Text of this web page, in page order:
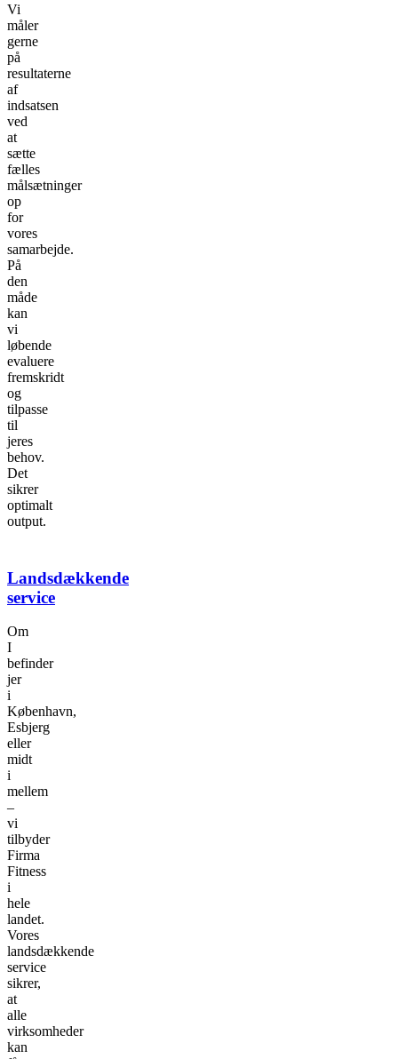
Vi
måler
gerne
på
resultaterne
af
indsatsen
ved
at
sætte
fælles
målsætninger
op
for
vores
samarbejde.
På
den
måde
kan
vi
løbende
evaluere
fremskridt
og
tilpasse
til
jeres
behov.
Det
sikrer
optimalt
output.
Landsdækkende
service
Om
I
befinder
jer
i
København,
Esbjerg
eller
midt
i
mellem
–
vi
tilbyder
Firma
Fitness
i
hele
landet.
Vores
landsdækkende
service
sikrer,
at
alle
virksomheder
kan